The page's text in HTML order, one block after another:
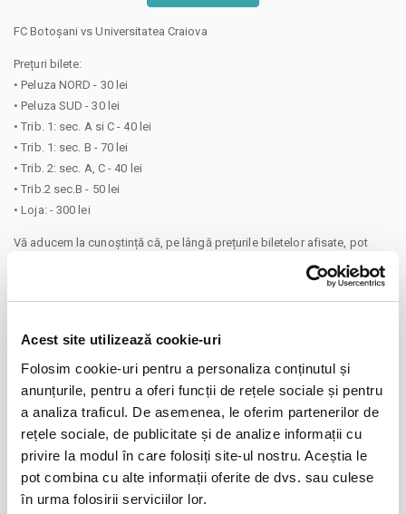
Acest site utilizează cookie-uri
Folosim cookie-uri pentru a personaliza conținutul și
anunțurile, pentru a oferi funcții de rețele sociale și pentru
a analiza traficul. De asemenea, le oferim partenerilor de
rețele sociale, de publicitate și de analize informații cu
privire la modul în care folosiți site-ul nostru. Aceștia le
pot combina cu alte informații oferite de dvs. sau culese
în urma folosirii serviciilor lor.
FC Botoșani vs Universitatea Craiova
Prețuri bilete:
• Peluza NORD - 30 lei
• Peluza SUD - 30 lei
• Trib. 1: sec. A si C - 40 lei
• Trib. 1: sec. B - 70 lei
• Trib. 2: sec. A, C - 40 lei
• Trib.2 sec.B - 50 lei
• Loja: - 300 lei
Vă aducem la cunoștință că, pe lângă prețurile biletelor afisate, pot
exista și costuri adiționale ce trebuie suportate de dumneavoastră,
respectiv: taxe de intermediere, procesare, emitere bilet, comisioane,
cost de livrare (în cazul în care există posibilitatea și veți solicita livrarea
opta pentru încheierea unei asigurări de bilete), costuri identificate
separat în pașii comenzii.
Prin cumpărarea unui bilet sau abonament de pe site-ul nostru Bilete.ro,
cumpărătorul se obligă să respecte Regulile de participare și acces la
eveniment, precum și Termenii și Condițiilesite-ului Bilete.ro
Taxe servicii aplicabile per bilet:
Taxă administrare - 1%
Taxă procesare - 2 lei
CONTINUARE
Distribuie aceasta pagina